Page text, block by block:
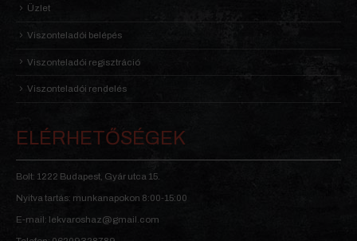
Üzlet
Viszonteladói belépés
Viszonteladói regisztráció
Viszonteladói rendelés
ELÉRHETŐSÉGEK
Bolt: 1222 Budapest, Gyár utca 15.
Nyitva tartás: munkanapokon 8:00-15:00
E-mail: lekvaroshaz@gmail.com